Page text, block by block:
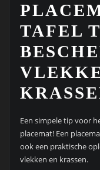
TAFEL
Een simpele tip voor
placemat! Een
ook een praktische
vlekken en krassen.